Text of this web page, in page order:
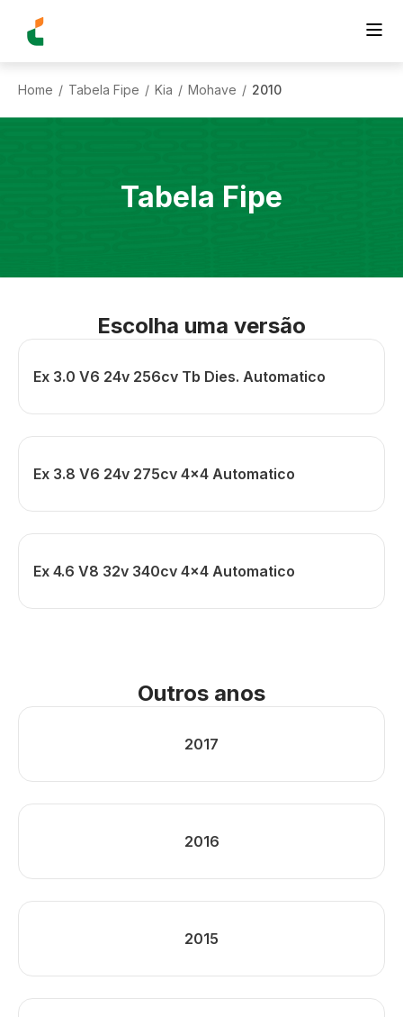
Home / Tabela Fipe / Kia / Mohave / 2010
Tabela Fipe
Escolha uma versão
Ex 3.0 V6 24v 256cv Tb Dies. Automatico
Ex 3.8 V6 24v 275cv 4x4 Automatico
Ex 4.6 V8 32v 340cv 4x4 Automatico
Outros anos
2017
2016
2015